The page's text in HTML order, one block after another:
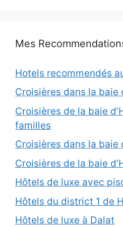
Mes
Hotels recommendés
Croisières dans la baie
Croisières de la baie
familles
Croisières dans la baie
Croisières de la baie
Hôtels de luxe avec
Hôtels du district 1 de
Hôtels de luxe à Dalat